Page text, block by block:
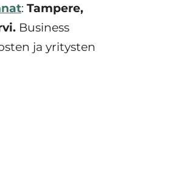
: Tampere,
Business
ja yritysten